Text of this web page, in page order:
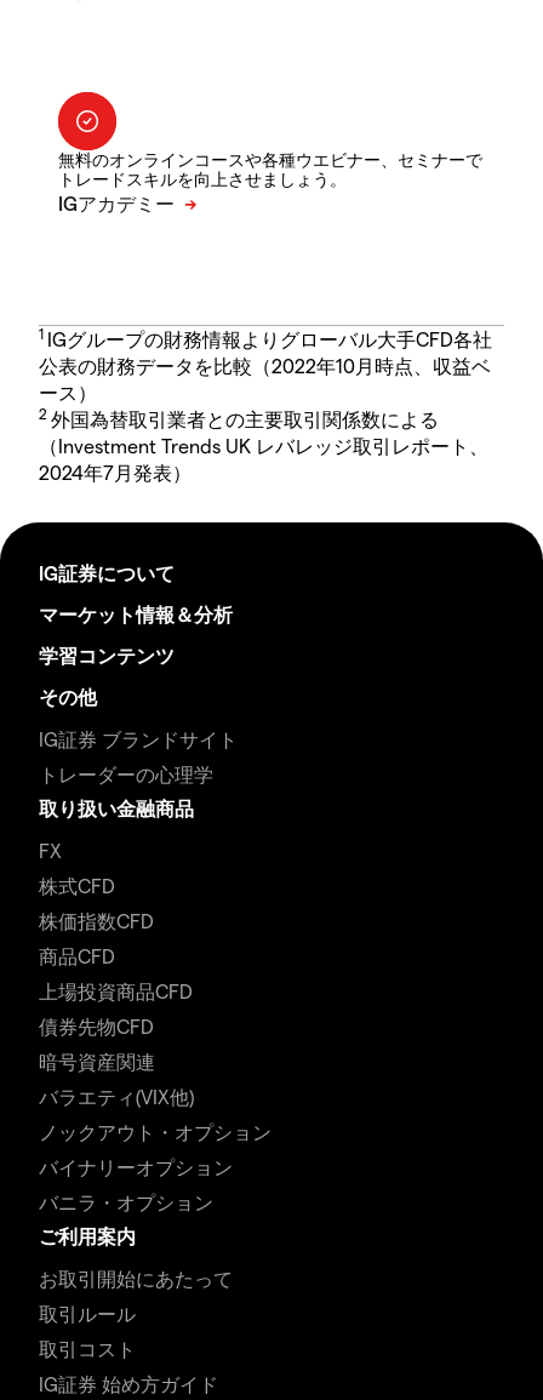
無料のオンラインコースや各種ウエビナー、セミナーで
トレードスキルを向上させましょう。
1 IGグループの財務情報よりグローバル大手CFD各社
公表の財務データを比較（2022年10月時点、収益ベ
ース）
2 外国為替取引業者との主要取引関係数による
（Investment Trends UK レバレッジ取引レポート、
2024年7月発表）
IG証券について
マーケット情報＆分析
学習コンテンツ
その他
IG証券 ブランドサイト
トレーダーの心理学
取り扱い金融商品
FX
株式CFD
株価指数CFD
商品CFD
上場投資商品CFD
債券先物CFD
暗号資産関連
バラエティ(VIX他)
ノックアウト・オプション
バイナリーオプション
バニラ・オプション
ご利用案内
お取引開始にあたって
取引ルール
取引コスト
IG証券 始め方ガイド